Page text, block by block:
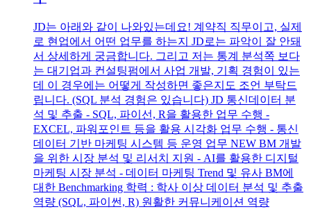
JD는 아래와 같이 나와있는데요! 계약직 직무이고, 실제
로 현업에서 어떤 업무를 하는지 JD로는 파악이 잘 안돼
서 상세하게 궁금합니다. 그리고 저는 통계 분석쪽 보다
는 대기업과 컨설팅펌에서 사업 개발, 기획 경험이 있는
데 이 경우에는 어떻게 작성하면 좋은지도 조언 부탁드
립니다. (SQL 분석 경험은 있습니다) JD 통신데이터 분
석 및 추출 - SQL, 파이선, R을 활용한 업무 수행 -
EXCEL, 파워포인트 등을 활용 시각화 업무 수행 - 통신
데이터 기반 마케팅 시스템 등 운영 업무 NEW BM 개발
을 위한 시장 분석 및 리서치 지원 - AI를 활용한 디지털
마케팅 시장 분석 - 데이터 마케팅 Trend 및 유사 BM에
대한 Benchmarking 학력 : 학사 이상 데이터 분석 및 추출
역량 (SQL, 파이썬, R) 원활한 커뮤니케이션 역량